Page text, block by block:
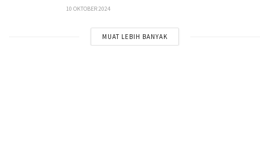
10 OKTOBER 2024
MUAT LEBIH BANYAK